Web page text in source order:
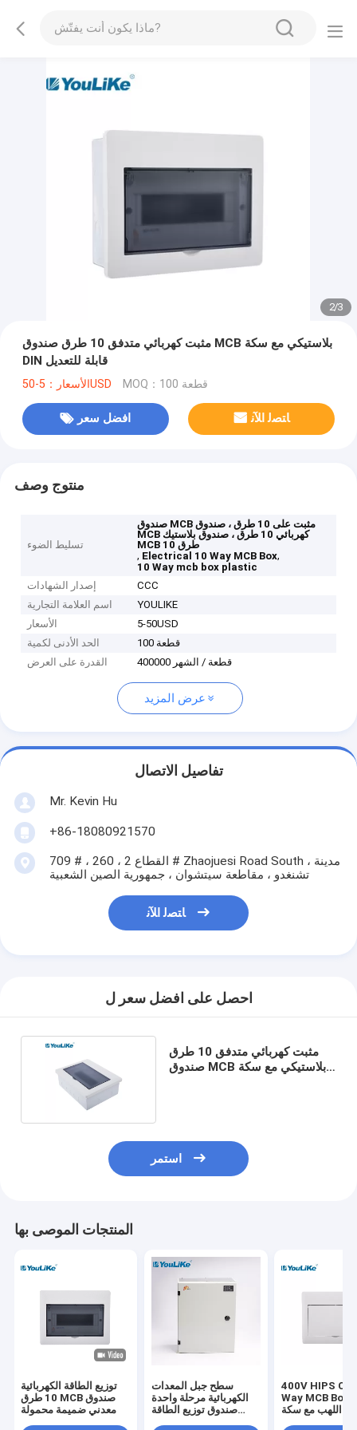
2/3
مثبت كهربائي متدفق 10 طرق صندوق MCB بلاستيكي مع سكة
​​DIN قابلة للتعديل
الأسعار：5-50USD MOQ：100 قطعة
افضل سعر ﺎﺘﺼﻟ ﺍﻶﻧ
منتوج وصف
تسليط الضوء
صندوق MCB مثبت على 10 طرق ، صندوق
MCB كهربائي 10 طرق ، صندوق بلاستيك
MCB 10 طرق
, Electrical 10 Way MCB Box,
10 Way mcb box plastic
إصدار الشهادات
CCC
اسم العلامة التجارية
YOULIKE
الأسعار
5-50USD
الحد الأدنى لكمية
100 قطعة
القدرة على العرض
400000 قطعة / الشهر
عرض المزيد
تفاصيل الاتصال
Mr. Kevin Hu
+86-18080921570
709 # ، القطاع 2 ، 260 # Zhaojuesi Road South ، مدينة
تشنغدو ، مقاطعة سيتشوان ، جمهورية الصين الشعبية
ﺎﺘﺼﻟ ﺍﻶﻧ
احصل على افضل سعر ل
مثبت كهربائي متدفق 10 طرق
صندوق MCB بلاستيكي مع سكة ​​
استمر
المنتجات الموصى بها
توزيع الطاقة الكهربائية
10 طرق MCB صندوق
معدني ضميمة محمولة
سطح جبل المعدات
الكهربائية مرحلة واحدة
صندوق توزيع الطاقة
400V HIPS
Way MCB Box مثبطات